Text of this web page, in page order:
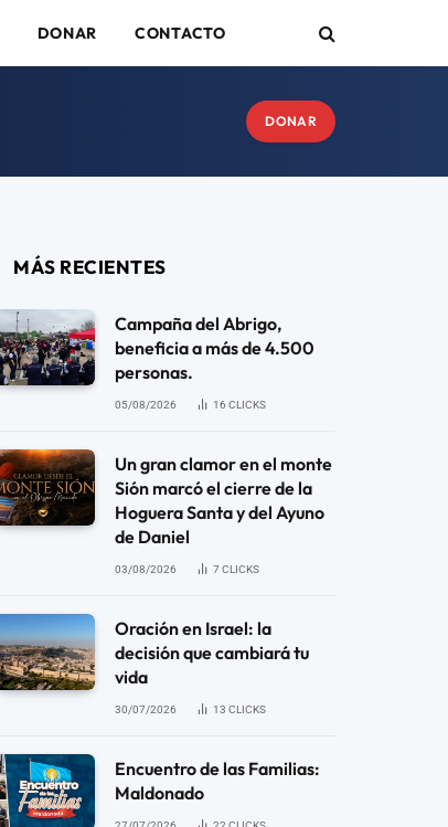
DONAR CONTACTO
DONAR
MÁS RECIENTES
Campaña del Abrigo,
beneficia a más de 4.500
personas.
05/08/2026 16 CLICKS
Un gran clamor en el monte
Sión marcó el cierre de la
Hoguera Santa y del Ayuno
de Daniel
03/08/2026 7 CLICKS
Oración en Israel: la
decisión que cambiará tu
vida
30/07/2026 13 CLICKS
Encuentro de las Familias:
Maldonado